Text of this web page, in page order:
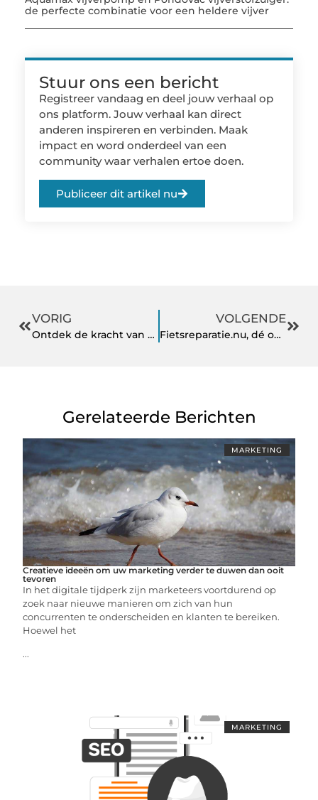
de perfecte combinatie voor een heldere vijver
Stuur ons een bericht
Registreer vandaag en deel jouw verhaal op
ons platform. Jouw verhaal kan direct
anderen inspireren en verbinden. Maak
impact en word onderdeel van een
community waar verhalen ertoe doen.
Publiceer dit artikel nu
VORIG
Ontdek de kracht van een maatwerk webshop
VOLGENDE
Fietsreparatie.nu, dé oplossing voor al je fietsproblemen
Gerelateerde Berichten
MARKETING
Creatieve ideeën om uw marketing verder te duwen dan ooit
tevoren
In het digitale tijdperk zijn marketeers voortdurend op
zoek naar nieuwe manieren om zich van hun
concurrenten te onderscheiden en klanten te bereiken.
Hoewel het
...
MARKETING